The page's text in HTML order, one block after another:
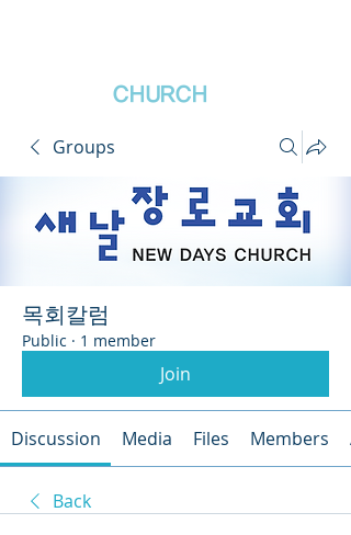
CHURCH
Groups
목회칼럼
Public · 1 member
Join
Discussion Media Files Members
Back